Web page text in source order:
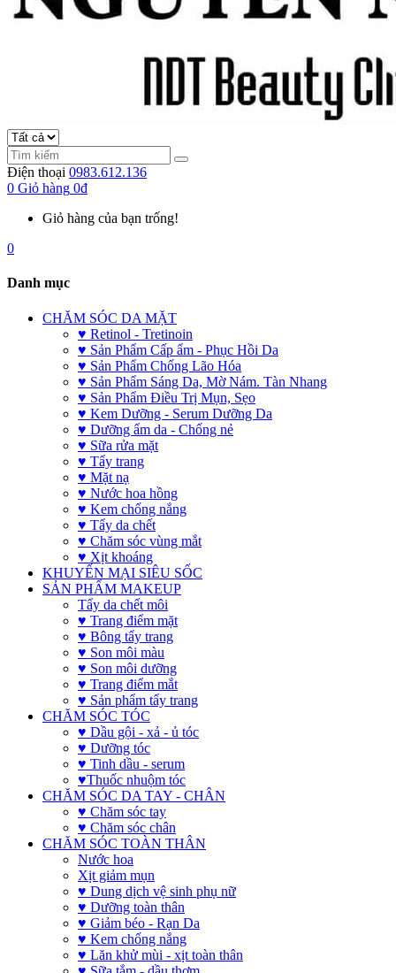
Điện thoại 0983.612.136
0 Giỏ hàng 0đ
Giỏ hàng của bạn trống!
0
Danh mục
CHĂM SÓC DA MẶT
♥ Retinol - Tretinoin
♥ Sản Phẩm Cấp ẩm - Phục Hồi Da
♥ Sản Phẩm Chống Lão Hóa
♥ Sản Phẩm Sáng Da, Mờ Nám. Tàn Nhang
♥ Sản Phẩm Điều Trị Mụn, Sẹo
♥ Kem Dưỡng - Serum Dưỡng Da
♥ Dưỡng ẩm da - Chống nẻ
♥ Sữa rửa mặt
♥ Tẩy trang
♥ Mặt nạ
♥ Nước hoa hồng
♥ Kem chống nắng
♥ Tẩy da chết
♥ Chăm sóc vùng mắt
♥ Xịt khoáng
KHUYẾN MẠI SIÊU SỐC
SẢN PHẨM MAKEUP
Tẩy da chết môi
♥ Trang điểm mặt
♥ Bông tẩy trang
♥ Son môi màu
♥ Son môi dưỡng
♥ Trang điểm mắt
♥ Sản phẩm tẩy trang
CHĂM SÓC TÓC
♥ Dầu gội - xả - ủ tóc
♥ Dưỡng tóc
♥ Tinh dầu - serum
♥Thuốc nhuộm tóc
CHĂM SÓC DA TAY - CHÂN
♥ Chăm sóc tay
♥ Chăm sóc chân
CHĂM SÓC TOÀN THÂN
Nước hoa
Xịt giảm mụn
♥ Dung dịch vệ sinh phụ nữ
♥ Dưỡng toàn thân
♥ Giảm béo - Rạn Da
♥ Kem chống nắng
♥ Lăn khử mùi - xịt toàn thân